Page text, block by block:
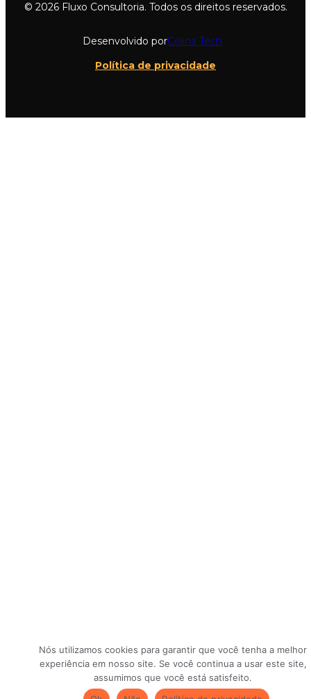
© 2026 Fluxo Consultoria. Todos os direitos reservados.
Desenvolvido porColina Tech
Política de privacidade
Nós utilizamos cookies para garantir que você tenha a melhor
experiência em nosso site. Se você continua a usar este site,
assumimos que você está satisfeito.